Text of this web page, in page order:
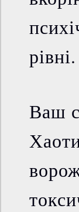
рівні.
Ваш